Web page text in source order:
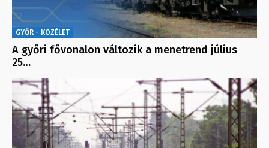
GYŐR - KÖZÉLET
A győri fővonalon változik a menetrend július
25…